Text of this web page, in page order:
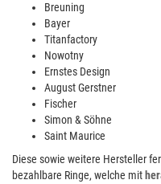
Breuning
Bayer
Titanfactory
Nowotny
Ernstes Design
August Gerstner
Fischer
Simon & Söhne
Saint Maurice
Diese sowie weitere Hersteller
bezahlbare Ringe, welche mit